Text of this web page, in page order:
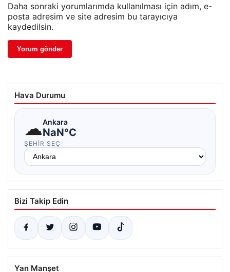
Daha sonraki yorumlarımda kullanılması için adım, e-
posta adresim ve site adresim bu tarayıcıya
kaydedilsin.
Hava Durumu
☁Ankara
NaN°C
ŞEHIR SEÇ
Bizi Takip Edin
Yan Manşet